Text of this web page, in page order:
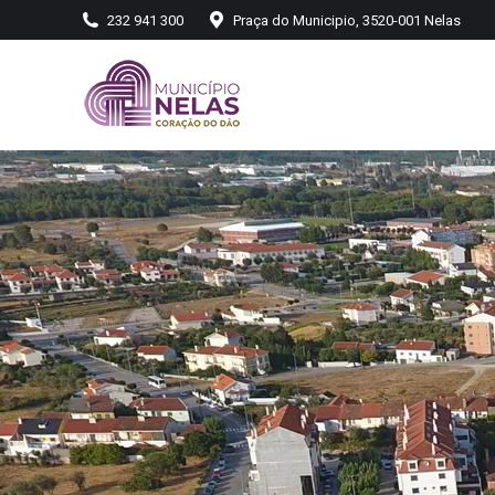
232 941 300 Praça do Municipio, 3520-001 Nelas